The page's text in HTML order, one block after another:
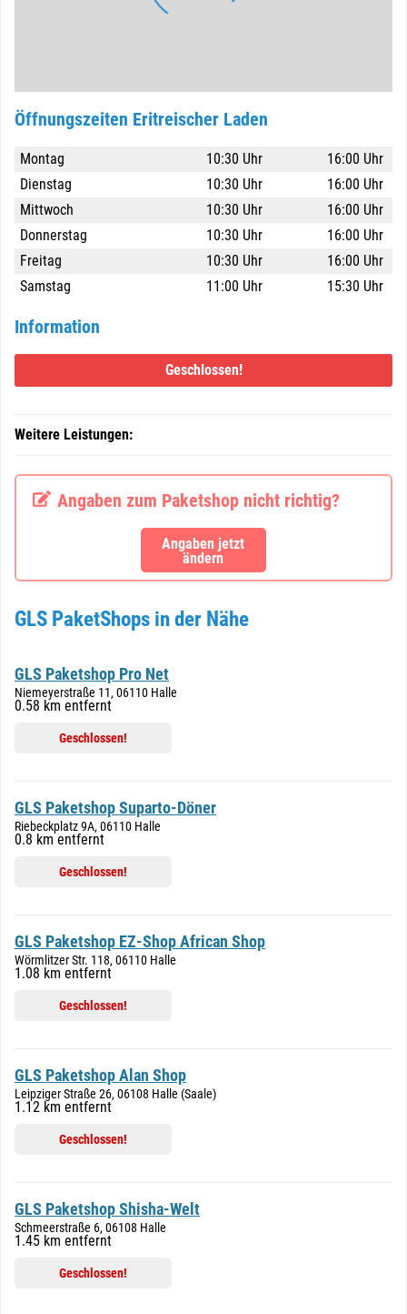
Öffnungszeiten Eritreischer Laden
Montag 10:30 Uhr
16:00 Uhr
Dienstag
10:30 Uhr
16:00 Uhr
Mittwoch
10:30 Uhr
16:00 Uhr
Donnerstag
10:30 Uhr
16:00 Uhr
Freitag
10:30 Uhr
16:00 Uhr
Samstag
11:00 Uhr 15:30 Uhr
Information
Geschlossen!
Weitere Leistungen:
Angaben zum Paketshop nicht richtig?
Angaben jetzt
ändern
GLS PaketShops in der Nähe
GLS Paketshop Pro Net
Niemeyerstraße 11, 06110 Halle
0.58 km entfernt
Geschlossen!
GLS Paketshop Suparto-Döner
Riebeckplatz 9A, 06110 Halle
0.8 km entfernt
Geschlossen!
GLS Paketshop EZ-Shop African Shop
Wörmlitzer Str. 118, 06110 Halle
1.08 km entfernt
Geschlossen!
GLS Paketshop Alan Shop
Leipziger Straße 26, 06108 Halle (Saale)
1.12 km entfernt
Geschlossen!
GLS Paketshop Shisha-Welt
Schmeerstraße 6, 06108 Halle
1.45 km entfernt
Geschlossen!